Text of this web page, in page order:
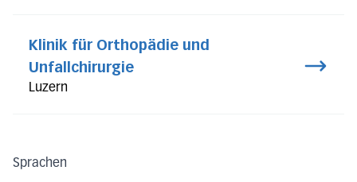
Klinik für Orthopädie und
Unfallchirurgie
Luzern
Sprachen